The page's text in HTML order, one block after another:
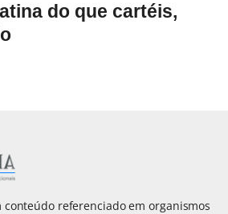
do que cartéis,
conteúdo referenciado em organismos